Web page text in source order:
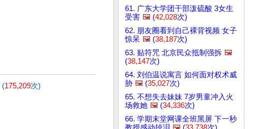
(175,209次)
61. 广东大学团干部泼硫酸 3女生
受害 🖼️ (42,028次)
62. 朋友圈看到自己裸背视频 女子
惊呆 🖼️ (38,187次)
63. 贴符咒 北京民众抵制强拆 🖼️
(38,147次)
64. 刘伯温说寓言 如何面对权术威
胁 🖼️ (35,027次)
65. 不想失去妹妹 7岁男童冲入火
场救她 🖼️ (34,336次)
66. 学期末堂网课全班黑屏 下一秒
教授感动掉泪 🖼️ (33,738次)